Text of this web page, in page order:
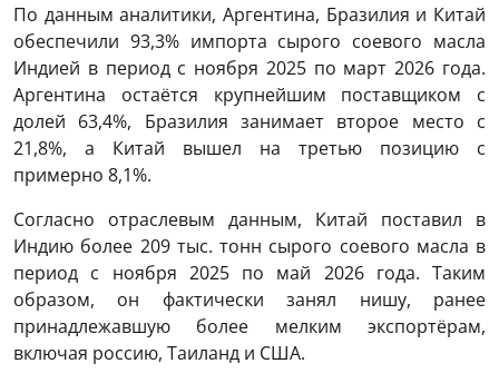
По данным аналитики, Аргентина, Бразилия и Китай
обеспечили 93,3% импорта сырого соевого масла
Индией в период с ноября 2025 по март 2026 года.
Аргентина остаётся крупнейшим поставщиком с
долей 63,4%, Бразилия занимает второе место с
21,8%, а Китай вышел на третью позицию с
примерно 8,1%.
Согласно отраслевым данным, Китай поставил в
Индию более 209 тыс. тонн сырого соевого масла в
период с ноября 2025 по май 2026 года. Таким
образом, он фактически занял нишу, ранее
принадлежавшую более мелким экспортёрам,
включая россию, Таиланд и США.